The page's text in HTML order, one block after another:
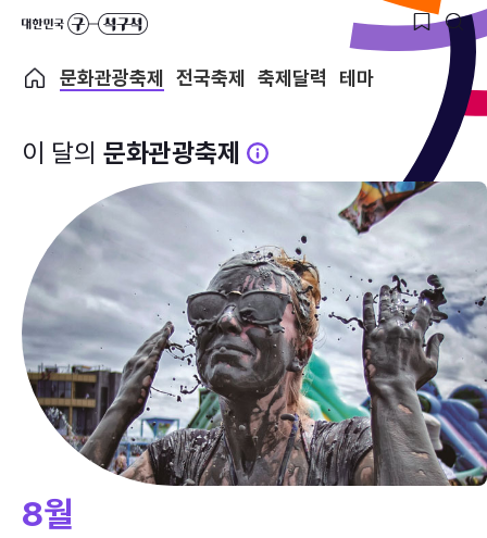
문화관광축제 전국축제 축제달력 테마
이 달의 문화관광축제
8월